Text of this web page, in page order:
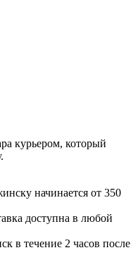
курьером, который
начинается от 350
доступна в любой
в течение 2 часов после